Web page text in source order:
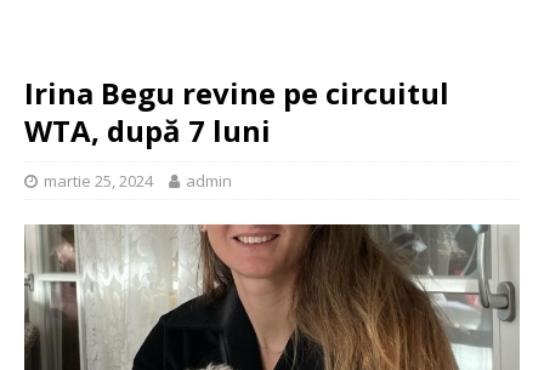
Irina Begu revine pe circuitul
WTA, după 7 luni
martie 25, 2024 admin